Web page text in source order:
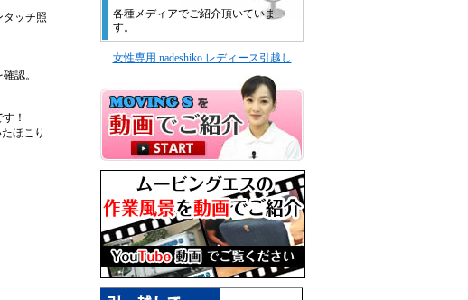
タッチ照
認。
！
ほこり
各種メディアでご紹介頂いていま
す。
女性専用 nadeshiko レディース引越し